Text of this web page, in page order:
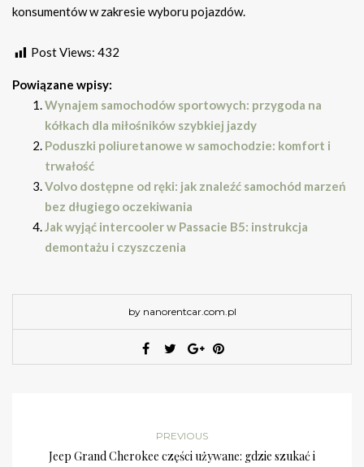
konsumentów w zakresie wyboru pojazdów.
Post Views: 432
Powiązane wpisy:
Wynajem samochodów sportowych: przygoda na
kółkach dla miłośników szybkiej jazdy
Poduszki poliuretanowe w samochodzie: komfort i
trwałość
Volvo dostępne od ręki: jak znaleźć samochód marzeń
bez długiego oczekiwania
Jak wyjąć intercooler w Passacie B5: instrukcja
demontażu i czyszczenia
by nanorentcar.com.pl
PREVIOUS
Jeep Grand Cherokee części używane: gdzie szukać i